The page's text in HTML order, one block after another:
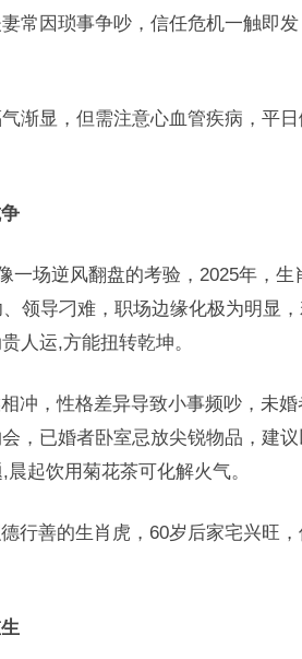
常因琐事争吵，信任危机一触即
渐显，但需注意心血管疾病，平
一场逆风翻盘的考验，2025年，
领导刁难，职场边缘化极为明显
人运,方能扭转乾坤。
冲，性格差异导致小事频吵，未
，已婚者卧室忌放尖锐物品，建
起饮用菊花茶可化解火气。
行善的生肖虎，60岁后家宅兴旺